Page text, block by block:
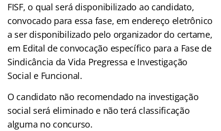
FISF, o qual será disponibilizado ao candidato,
convocado para essa fase, em endereço eletrônico
a ser disponibilizado pelo organizador do certame,
em Edital de convocação específico para a Fase de
Sindicância da Vida Pregressa e Investigação
Social e Funcional.
O candidato não recomendado na investigação
social será eliminado e não terá classificação
alguma no concurso.